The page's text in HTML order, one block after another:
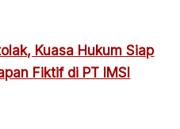
Kuasa Hukum Siap
Fiktif di PT IMSI